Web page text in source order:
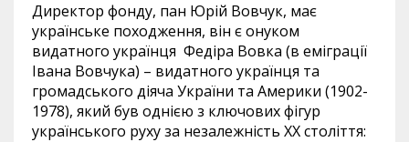
Директор фонду, пан Юрій Вовчук, має
українське походження, він є онуком
видатного українця Федіра Вовка (в еміграції
Івана Вовчука) – видатного українця та
громадського діяча України та Америки (1902-
1978), який був однією з ключових фігур
українського руху за незалежність ХХ століття: